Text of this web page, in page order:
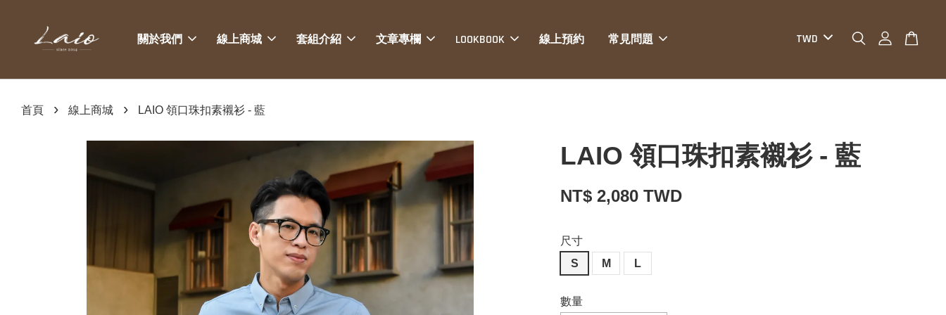
關於我們 線上商城 套組介紹 文章專欄 LOOKBOOK 線上預約 常見問題
首頁 › 線上商城 › LAIO 領口珠扣素襯衫 - 藍
LAIO 領口珠扣素襯衫 - 藍
NT$ 2,080 TWD
尺寸
S
M L
數量